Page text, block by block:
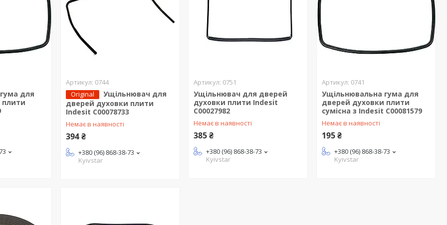
для
плити
0744
Original
Ущільнювач для
дверей духовки плити
Indesit C00078733
Немає в наявності
394 ₴
+380 (96) 868-38-73
Kyivstar
0751
Ущільнювач для дверей
духовки плити Indesit
C00027982
Немає в наявності
385 ₴
+380 (96) 868-38-73
Kyivstar
0741
Ущільнювальна гума для
дверей духовки плити
сумісна з Indesit C00081579
Немає в наявності
195 ₴
+380 (96) 868-38-73
Kyivstar